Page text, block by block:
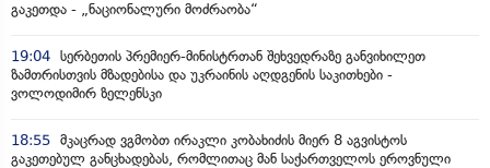
გაკეთდა - „ნაციონალური მოძრაობა“
19:04 სერბეთის პრემიერ-მინისტრთან შეხვედრაზე განვიხილეთ
ზამთრისთვის მზადებისა და უკრაინის აღდგენის საკითხები -
ვოლოდიმირ ზელენსკი
18:55 მკაცრად ვგმობთ ირაკლი კობახიძის მიერ 8 აგვისტოს
გაკეთებულ განცხადებას, რომლითაც მან საქართველოს ეროვნული